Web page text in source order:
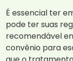
É essencial ter
pode ter suas
recomendável
convênio para